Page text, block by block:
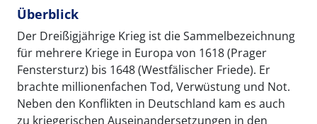
Überblick
Der Dreißigjährige Krieg ist die Sammelbezeichnung
für mehrere Kriege in Europa von 1618 (Prager
Fenstersturz) bis 1648 (Westfälischer Friede). Er
brachte millionenfachen Tod, Verwüstung und Not.
Neben den Konflikten in Deutschland kam es auch
zu kriegerischen Auseinandersetzungen in den